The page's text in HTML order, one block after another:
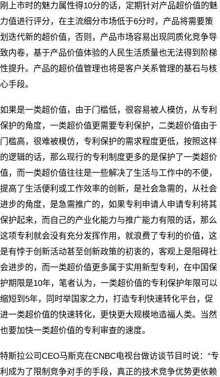
刚上市时的魅力属性得10分的话，定期针对产品超价值的魅
力值进行评分，在主流细分市场低于6分时，产品将需要策
划迭代新的超价值，否则，产品市场容易出现同质化竞争导
致内卷，基于产品价值体验的人民生活质量也无法得到阶梯
性提升。产品的超价值管理也将是客户关系管理的基石与核
心手段。
如果是一类超价值，由于门槛低，很容易被人模仿，从专利
保护的角度，一类超价值更需要专利保护，二类超价值由于
门槛高，很难被模仿，专利保护的需求程度更低，按照这样
的逻辑的话，那么现行的专利制度更多的是保护了一类超价
值，而一类超价值往往是一些解决了生活与工作中的不便，
提高了生活便利或工作效率的创新，是社会急需的，从社会
进步的角度，是急需推广的，如果专利申请人申请专利将其
保护起来，而自己的产业化能力与推广能力有限的话，那么
这项专利就会没有充分发挥作用，就浪费了专利的价值，这
是有悖于创新活动甚至创新政策的初衷的，客观上是阻碍社
会进步的，而一类超价值更多属于实用新型专利，在中国保
护期限是10年，笔者认为，一类超价值的专利保护年限可以
缩短到5年，同时举国家之力，打造专利快速转化平台，促
进一类超价值的快速转化，更快更大规模地造福人类。当然
也要加快一类超价值的专利审查的速度。
特斯拉公司CEO马斯克在CNBC电视台做访谈节目时说：“专
利成为了限制竞争对手的手段，真正的技术竞争优势更依赖